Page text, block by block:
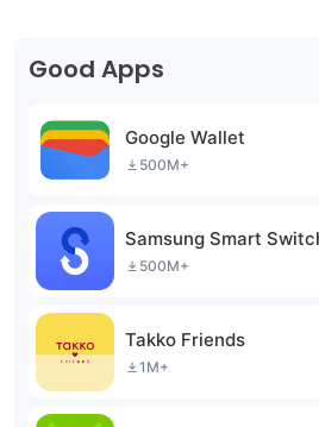
Good Apps
Google Wallet
500M+
Samsung Smart
500M+
Takko Friends
1M+